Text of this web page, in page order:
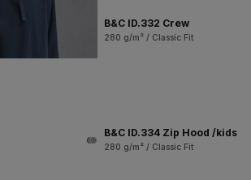
B&C ID.332 Crew
280 g/m² / Classic Fit
B&C ID.334 Zip Hood /kids
280 g/m² / Classic Fit